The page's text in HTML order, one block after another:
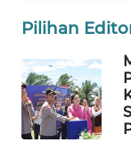
Pilihan
SIBARAGAS
NEWS
METRO
SIANTAR